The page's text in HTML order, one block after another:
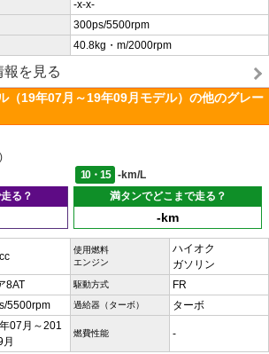
-x-x-
300ps/5500rpm
40.8kg・m/2000rpm
報を見る
（19年07月～19年09月モデル）の他のグレー
10・15
-km/L
る？
満タンでどこまで走る？
-km
使用燃料
エンジン
ハイオク
ガソリン
8AT 駆動方式 FR
5500rpm 過給器（ターボ） ターボ
07月～201
燃費性能 -